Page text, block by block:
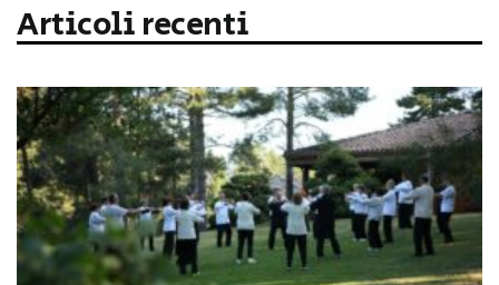
Articoli recenti